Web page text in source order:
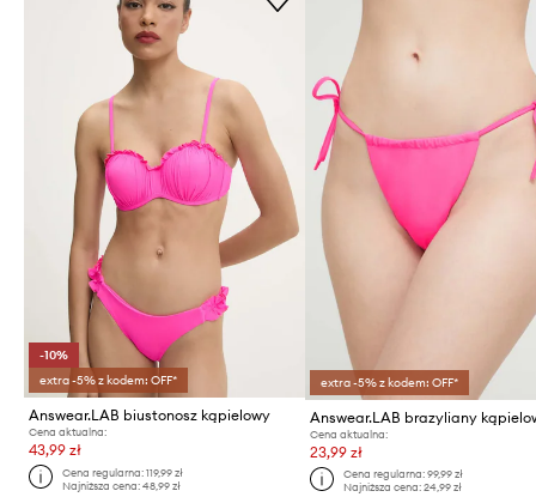
-10%
extra -5% z kodem: OFF*
Answear.LAB biustonosz kąpielowy
Cena aktualna:
43,99 zł
Cena regularna:119,99 zł
Najniższa cena:48,99 zł
extra -5% z kodem: OFF*
Answear.LAB brazyliany
Cena aktualna:
23,99 zł
Cena regularna: 99,99 zł
Najniższa cena: 24,99 zł